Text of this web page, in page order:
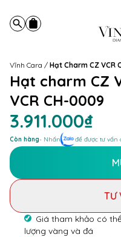
Vĩnh Cara / Hạt Charm CZ VCR
Hạt charm CZ
VCR CH-0009
3.911.000₫
Còn hàng- Nhấn để được tư vấn
TƯ
Giá tham khảo có
lượng vàng và đá